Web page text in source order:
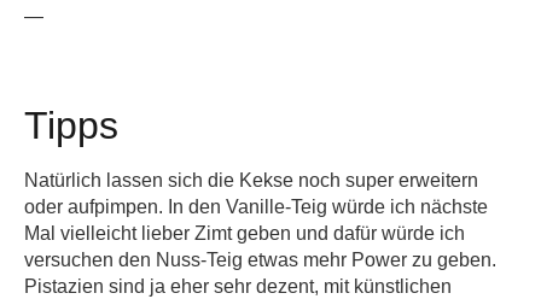
—
Tipps
Natürlich lassen sich die Kekse noch super erweitern
oder aufpimpen. In den Vanille-Teig würde ich nächste
Mal vielleicht lieber Zimt geben und dafür würde ich
versuchen den Nuss-Teig etwas mehr Power zu geben.
Pistazien sind ja eher sehr dezent, mit künstlichen